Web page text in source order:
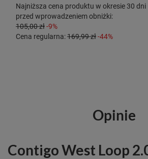
Najniższa cena produktu w okresie 30 dni
przed wprowadzeniem obniżki:
105,00 zł-9%
Cena regularna:169,99 zł-44%
Opinie
Contigo West Loop